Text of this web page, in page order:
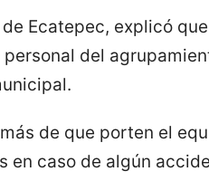
Ecatepec, explicó
del
de que porten el
en caso de algún